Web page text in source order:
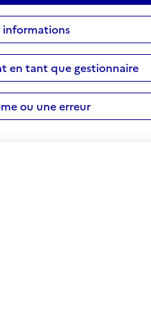
informations
en tant que gestionnaire
ou une erreur